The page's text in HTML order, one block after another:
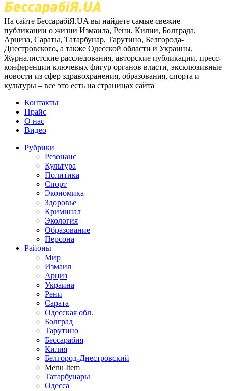
На сайте БессарабіЯ.UA вы найдете самые свежие
публикации о жизни Измаила, Рени, Килии, Болграда,
Арциза, Сараты, Татарбунар, Тарутино, Белгорода-
Днестровского, а также Одесской области и Украины.
Журналистские расследования, авторские публикации, пресс-
конференции ключевых фигур органов власти, эксклюзивные
новости из сфер здравохранения, образования, спорта и
культуры – все это есть на страницах сайта
Контакты
Прайс
О нас
Видео
Рубрики
Резонанс
Культура
Политика
Спорт
Экономика
Здоровье
Криминал
Экология
Образование
Персона
Районы
Мир
Измаил
Арциз
Украина
Рени
Сарата
Одесская обл.
Болград
Тарутино
Бессарабия
Килия
Белгород-Днестровский
Menu Item
Татарбунары
Одесса